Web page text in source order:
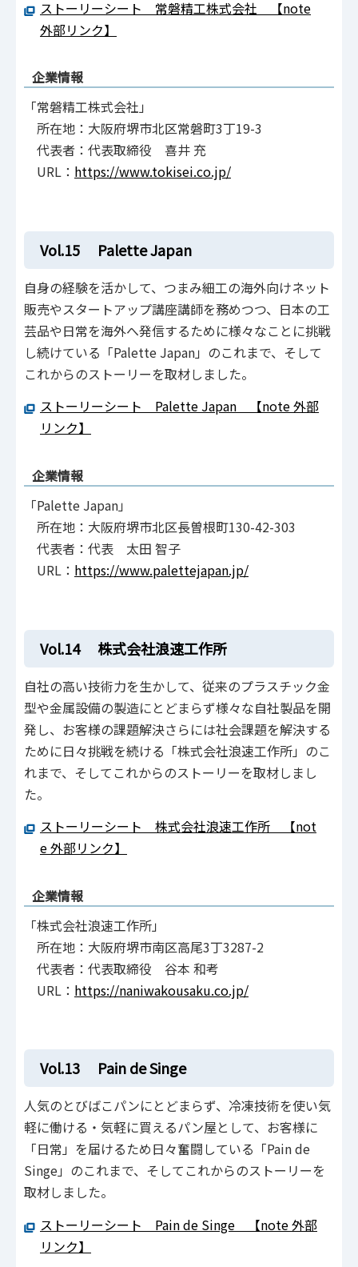
ストーリーシート 常磐精工株式会社 【note
外部リンク】
企業情報
「常磐精工株式会社」
所在地：大阪府堺市北区常磐町3丁19-3
代表者：代表取締役 喜井 充
URL： https://www.tokisei.co.jp/
Vol.15 Palette Japan
自身の経験を活かして、つまみ細工の海外向けネット
販売やスタートアップ講座講師を務めつつ、日本の工
芸品や日常を海外へ発信するために様々なことに挑戦
し続けている「Palette Japan」のこれまで、そして
これからのストーリーを取材しました。
ストーリーシート Palette Japan 【note 外部
リンク】
企業情報
「Palette Japan」
所在地：大阪府堺市北区長曽根町130-42-303
代表者：代表 太田 智子
URL： https://www.palettejapan.jp/
Vol.14 株式会社浪速工作所
自社の高い技術力を生かして、従来のプラスチック金
型や金属設備の製造にとどまらず様々な自社製品を開
発し、お客様の課題解決さらには社会課題を解決する
ために日々挑戦を続ける「株式会社浪速工作所」のこ
れまで、そしてこれからのストーリーを取材しまし
た。
ストーリーシート 株式会社浪速工作所 【not
e 外部リンク】
企業情報
「株式会社浪速工作所」
所在地：大阪府堺市南区高尾3丁3287-2
代表者：代表取締役 谷本 和考
URL： https://naniwakousaku.co.jp/
Vol.13 Pain de Singe
人気のとびばこパンにとどまらず、冷凍技術を使い気
軽に働ける・気軽に買えるパン屋として、お客様に
「日常」を届けるため日々奮闘している「Pain de
Singe」のこれまで、そしてこれからのストーリーを
取材しました。
ストーリーシート Pain de Singe 【note 外部
リンク】